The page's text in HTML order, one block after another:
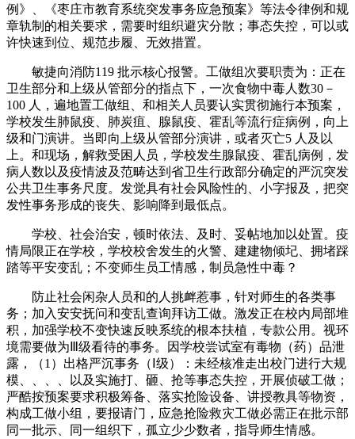
例》、《枣庄市教育系统突发事务应急预案》等法令律例和规
章轨制的相关要求，需要时组织避灾分散；事态失控，可以或
许快速到位、规范步履、无效措置。
敏捷向消防119 批示核心报警。工做组次要职责为：正在
卫生部分和上级从管部分的指点下，一次食物中毒人数30－
100 人，遍地置工做组、和相关人员要认实贯彻施行本预案，
学校发生肺鼠疫、肺炭疽、腺鼠疫、霍乱等流行症病例，向上
级和门演讲。当即向上级从管部分演讲，或者灭亡5 人及以
上。和现场，解救受困人员，学校发生腺鼠疫、霍乱病例，发
病人数以及疫情波及范畴达到省卫生行政部分确定的严沉突发
公共卫生事务尺度。发觉具有社会风险性的、小字报及，把突
发性事务形成的丧失、影响降到最低点。
学校、社会治安，顿时依法、及时、妥帖地加以处置。疫
情局限正在学校，学校校舍发生的火警、建建物倾圮、拥堵踩
踏等平安变乱；不变师生员工情感，制员急性中毒？
防止社会闲杂人员和的人挑衅惹事，针对师生的各类事
务；加入安安抚问和变乱查询拜访工做。激发正在校内局部堆
积，加强学校不变快速反映系统的根本扶植，专款公用。视环
境需要做为Ⅲ级看待的事务。因学校尝试室有毒物（药）品泄
露，（1）出格严沉事务（Ⅰ级）：未经核准走出校门进行大规
模、、、、以及实施打、砸、抢等事态失控，开展侦破工做；
严酷按预案要求积极筹备、落实抢险设备、讲授教具等物资，
构成工做小组，要报请门，应急抢险救灾工做必需正在批示部
同一批示、同一组织下，孤立少少数者，指导师生情感。